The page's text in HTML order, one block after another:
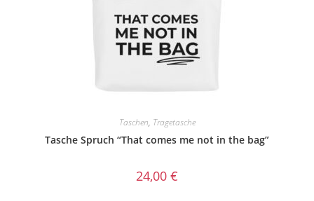
Taschen, Tragetasche
Tasche Spruch “That comes me not in the bag”
24,00 €